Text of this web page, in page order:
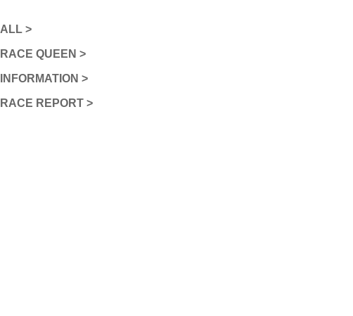
ALL >
RACE QUEEN >
INFORMATION >
RACE REPORT >